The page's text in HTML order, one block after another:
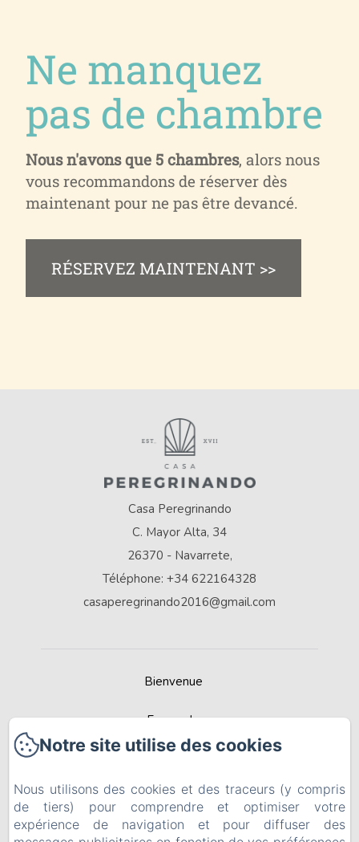
Ne manquez
pas de chambre
Nous n'avons que 5 chambres, alors nous
vous recommandons de réserver dès
maintenant pour ne pas être devancé.
RÉSERVEZ MAINTENANT >>
Casa Peregrinando
C. Mayor Alta, 34
26370 - Navarrete,
Téléphone: +34 622164328
casaperegrinando2016@gmail.com
Bienvenue
Escapade
Recommandée par Best Rural Spain
Politique de confidentialité
Notre site utilise des cookies
Nous utilisons des cookies et des traceurs (y compris
de tiers) pour comprendre et optimiser votre
expérience de navigation et pour diffuser des